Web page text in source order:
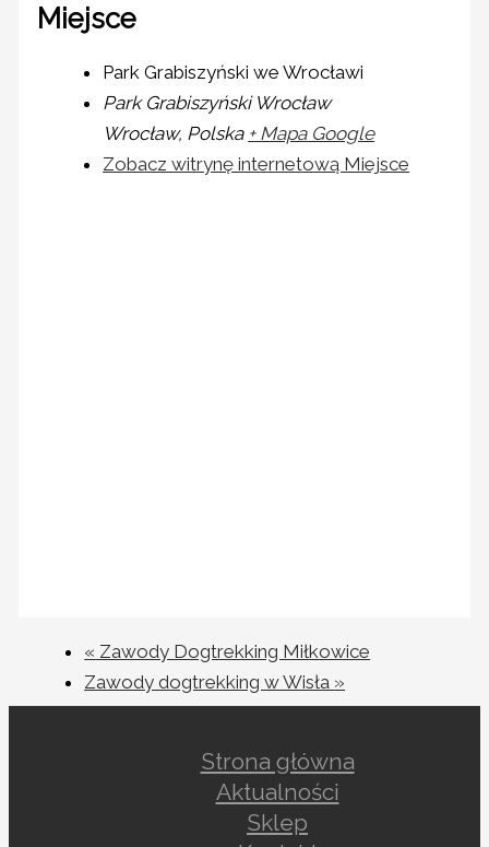
Miejsce
Park Grabiszyński we Wrocławi
Park Grabiszyński Wrocław
Wrocław, Polska + Mapa Google
Zobacz witrynę internetową Miejsce
« Zawody Dogtrekking Miłkowice
Zawody dogtrekking w Wisła »
Strona główna
Aktualności
Sklep